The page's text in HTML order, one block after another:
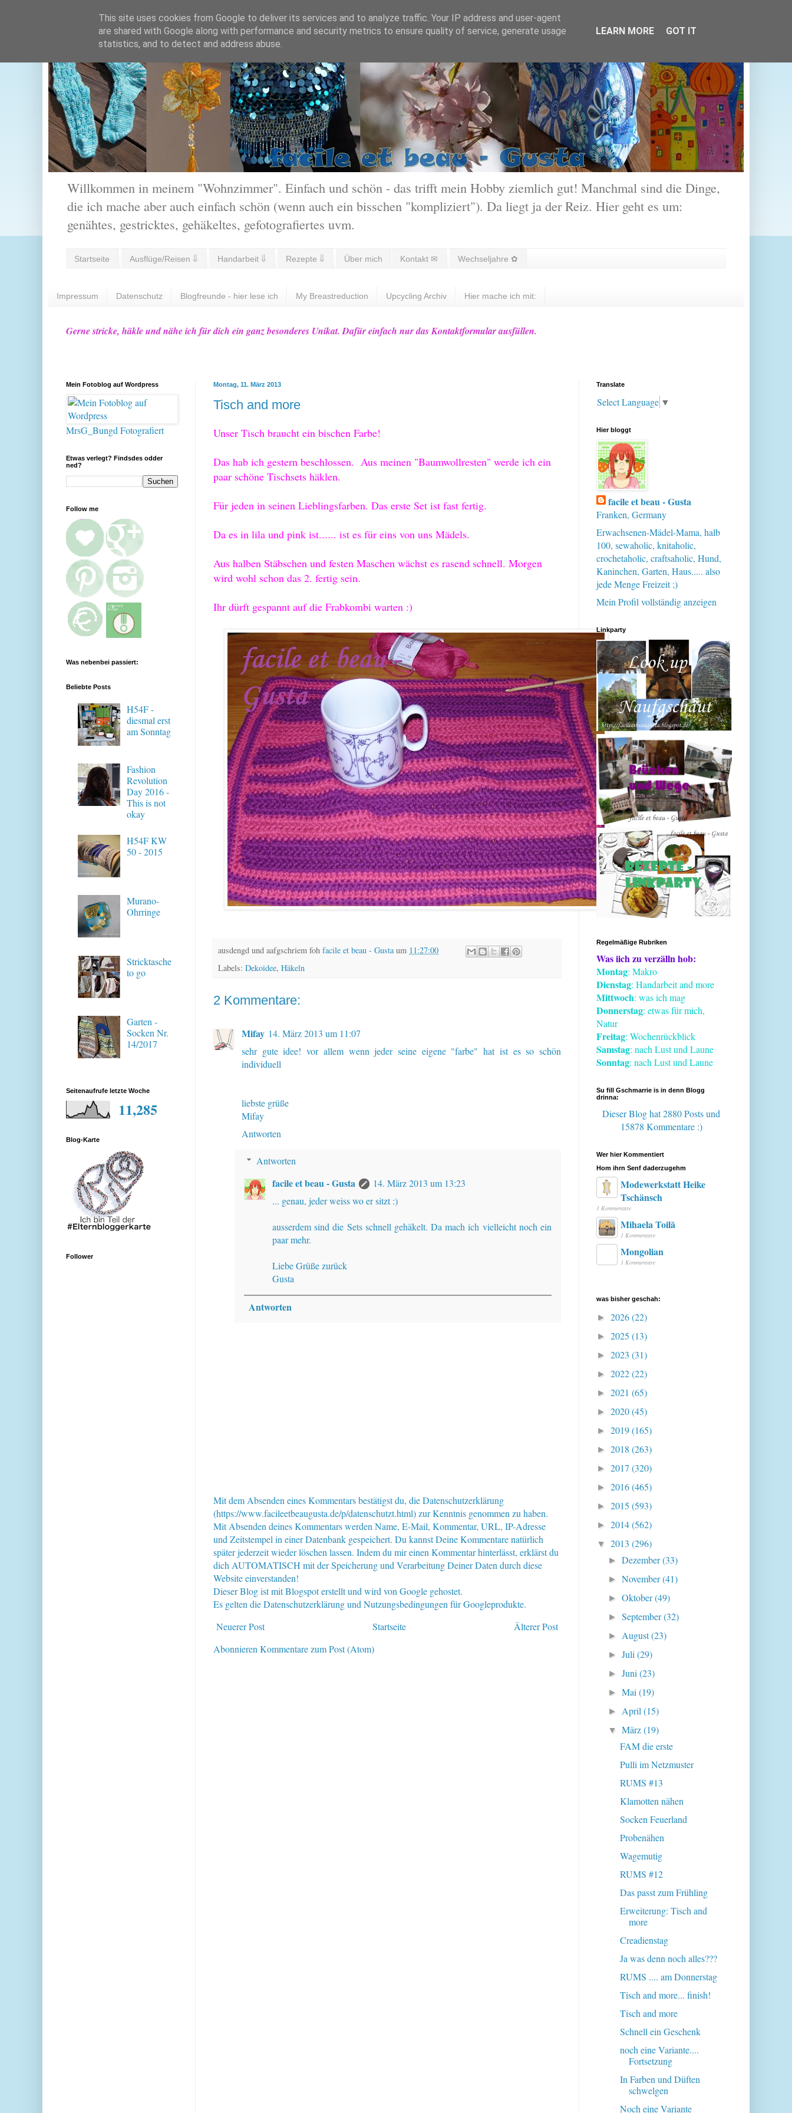
Willkommen in meinem "Wohnzimmer". Einfach und schön - das trifft mein Hobby ziemlich gut! Manchmal sind die Dinge,
die ich mache aber auch einfach schön (wenn auch ein bisschen "kompliziert"). Da liegt ja der Reiz. Hier geht es um:
genähtes, gestricktes, gehäkeltes, gefotografiertes uvm.
Startseite Ausflüge/Reisen ⇓ Handarbeit ⇓ Rezepte ⇓ Über mich Kontakt ✉ Wechseljahre ✿
Impressum Datenschutz Blogfreunde - hier lese ich My Breastreduction Upcycling Archiv Hier mache ich mit:
Gerne stricke, häkle und nähe ich für dich ein ganz besonderes Unikat. Dafür einfach nur das Kontaktformular ausfüllen.
Montag, 11. März 2013
Tisch and more
Unser Tisch braucht ein bischen Farbe!
Das hab ich gestern beschlossen. Aus meinen "Baumwollresten" werde ich ein
paar schöne Tischsets häklen.
Für jeden in seinen Lieblingsfarben. Das erste Set ist fast fertig.
Da es in lila und pink ist...... ist es für eins von uns Mädels.
Aus halben Stäbschen und festen Maschen wächst es rasend schnell. Morgen
wird wohl schon das 2. fertig sein.
Ihr dürft gespannt auf die Frabkombi warten :)
ausdengd und aafgschriem foh facile et beau - Gusta um 11:27:00
Labels: Dekoidee, Häkeln
2 Kommentare:
Mifay 14. März 2013 um 11:07
sehr gute idee! vor allem wenn jeder seine eigene "farbe" hat ist es so schön
individuell
liebste grüße
Mifay
Antworten
Antworten
facile et beau - Gusta
14. März 2013 um 13:23
... genau, jeder weiss wo er sitzt :)
ausserdem sind die Sets schnell gehäkelt. Da mach ich vielleicht noch ein
paar mehr.
Liebe Grüße zurück
Gusta
Antworten
Mit dem Absenden eines Kommentars bestätigst du, die Datenschutzerklärung
(https://www.facileetbeaugusta.de/p/datenschutzt.html) zur Kenntnis genommen zu haben.
Mit Absenden deines Kommentars werden Name, E-Mail, Kommentar, URL, IP-Adresse
und Zeitstempel in einer Datenbank gespeichert. Du kannst Deine Kommentare natürlich
später jederzeit wieder löschen lassen. Indem du mir einen Kommentar hinterlässt, erklärst du
dich AUTOMATISCH mit der Speicherung und Verarbeitung Deiner Daten durch diese
Website einverstanden!
Dieser Blog ist mit Blogspot erstellt und wird von Google gehostet.
Es gelten die Datenschutzerklärung und Nutzungsbedingungen für Googleprodukte.
Neuerer Post
Älterer Post
Startseite
Abonnieren Kommentare zum Post (Atom)
Mein Fotoblog auf Wordpress
MrsG_Bungd Fotografiert
Etwas verlegt? Findsdes odder
ned?
Follow me
Was nebenbei passiert:
Beliebte Posts
H54F -
diesmal erst
am Sonntag
Fashion
Revolution
Day 2016 -
This is not
okay
H54F KW
50 - 2015
Murano-
Ohrringe
Stricktasche
to go
Garten -
Socken Nr.
14/2017
Seitenaufrufe letzte Woche
11,285
Blog-Karte
Follower
Translate
Select Language ▼
Hier bloggt
facile et beau - Gusta
Franken, Germany
Erwachsenen-Mädel-Mama, halb
100, sewaholic, knitaholic,
crochetaholic, craftsaholic, Hund,
Kaninchen, Garten, Haus..... also
jede Menge Freizeit ;)
Mein Profil vollständig anzeigen
Linkparty
Regelmäßige Rubriken
Was iich zu verzälln hob:
Montag: Makro
Dienstag: Handarbeit and more
Mittwoch: was ich mag
Donnerstag: etwas für mich,
Natur
Freitag: Wochenrückblick
Samstag: nach Lust und Laune
Sonntag: nach Lust und Laune
Su fill Gschmarrie is in denn Blogg
drinna:
Dieser Blog hat 2880 Postsund
15878 Kommentare :)
Wer hier Kommentiert
Hom ihrn Senf daderzugehm
Modewerkstatt Heike
Tschänsch
1 Kommentare
Mihaela Toilă
1 Kommentare
Mongolian
1 Kommentare
was bisher geschah:
► 2026(22)
► 2025 (13)
► 2023 (31)
► 2022(22)
► 2021 (65)
► 2020(45)
► 2019(165)
► 2018 (263)
► 2017 (320)
► 2016(465)
► 2015 (593)
► 2014(562)
▼ 2013 (296)
►Dezember(33)
►November(41)
►Oktober(49)
►September(32)
► August(23)
►Juli(29)
►Juni(23)
►Mai(19)
► April(15)
▼März(19)
FAM die erste
Pulli im Netzmuster
RUMS #13
Klamotten nähen
Socken Feuerland
Probenähen
Wagemutig
RUMS #12
Das passt zum Frühling
Erweiterung: Tisch and
more
Creadienstag
Ja was denn noch alles???
RUMS .... am Donnerstag
Tisch and more... finish!
Tisch and more
Schnell ein Geschenk
noch eine Variante....
Fortsetzung
In Farben und Düften
schwelgen
Noch eine Variante
This site uses cookies from Google to deliver its services and to analyze traffic. Your IP address and user-agent
are shared with Google along with performance and security metrics to ensure quality of service, generate usage
statistics, and to detect and address abuse.
LEARN MORE GOT IT